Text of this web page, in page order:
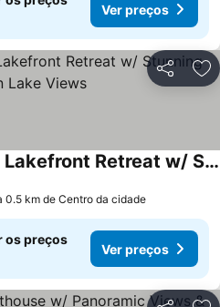
Ver preços
Partilhar
Harmony Haven: 2BR Lakefront Retreat w/ Stunning Harrison Lake Views
0.5 km de Centro da cidade
os preços
Ver preços